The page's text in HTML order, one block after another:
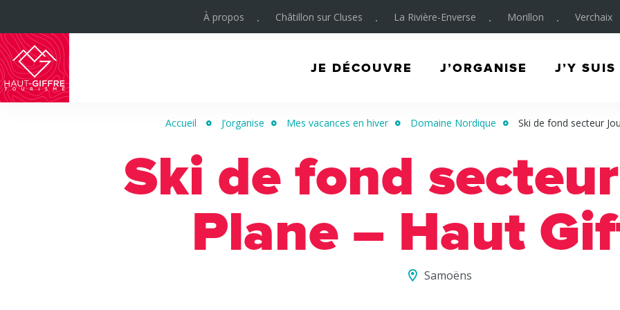
À propos Châtillon sur Cluses La Rivière-Enverse Morillon Verchaix
Haut-
Giffre
JE DÉCOUVRE J’ORGANISE J’Y SUIS
Accueil J’organise Mes vacances en hiver Domaine Nordique Ski de fond secteur
Ski de fond
Plane – Haut
Samoëns